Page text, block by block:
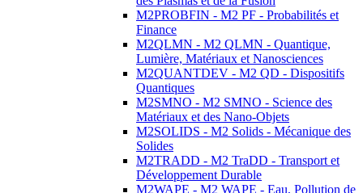
M2PROBFIN - M2 PF - Probabilités et
Finance
M2QLMN - M2 QLMN - Quantique,
Lumière, Matériaux et Nanosciences
M2QUANTDEV - M2 QD - Dispositifs
Quantiques
M2SMNO - M2 SMNO - Science des
Matériaux et des Nano-Objets
M2SOLIDS - M2 Solids - Mécanique des
Solides
M2TRADD - M2 TraDD - Transport et
Développement Durable
M2WAPE - M2 WAPE - Eau, Pollution de